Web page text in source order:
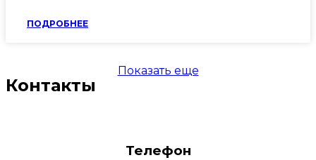
ПОДРОБНЕЕ
Показать еще
Контакты
Телефон